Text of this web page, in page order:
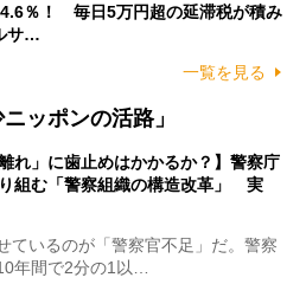
％！ 毎日5万円超の延滞税が積み
サ…
一覧を見る
ッポンの活路」
離れ」に歯止めはかかるか？】警察庁
組む「警察組織の構造改革」 実
いるのが「警察官不足」だ。警察
年間で2分の1以…